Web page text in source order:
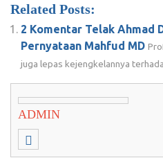
Related Posts:
2 Komentar Telak Ahmad
Pernyataan Mahfud MD
juga lepas kejengkelannya
ADMIN